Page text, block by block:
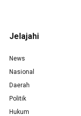
Jelajahi
News
Nasional
Daerah
Politik
Hukum